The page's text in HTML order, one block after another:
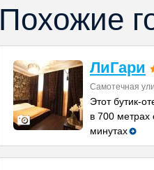
Похожие
ЛиГари
Самотечная
Этот бутик-
в 700 метрах
минутах